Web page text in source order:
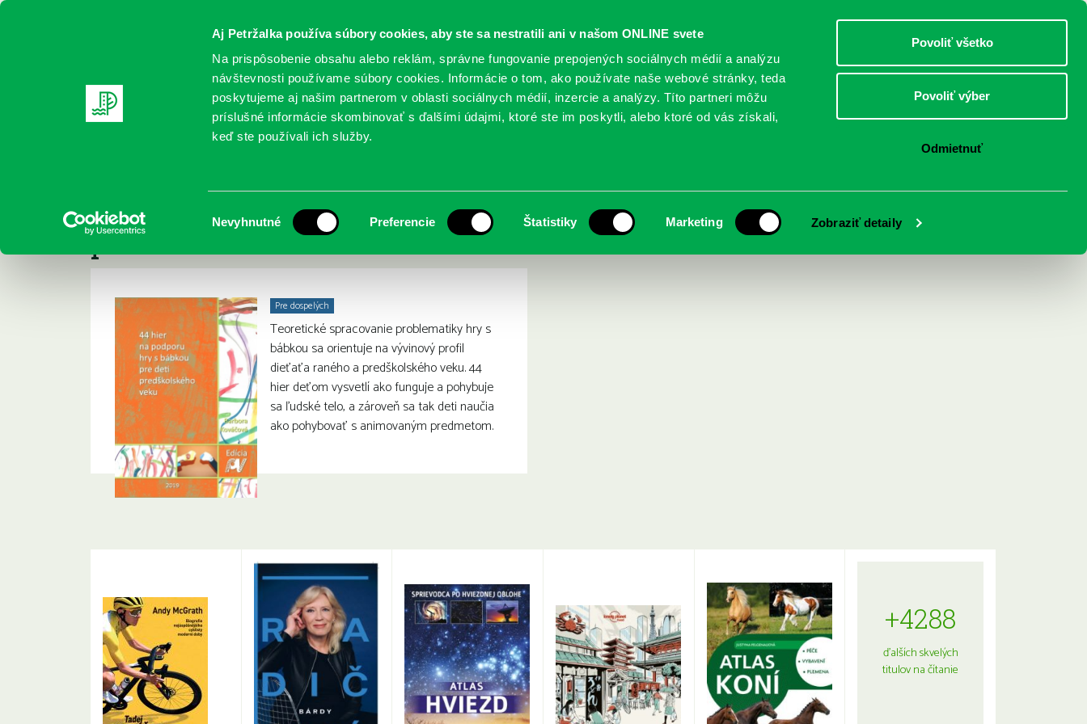
Aj Petržalka používa súbory cookies, aby ste sa nestratili ani v našom ONLINE svete
Na prispôsobenie obsahu alebo reklám, správne fungovanie prepojených sociálnych médií a analýzu
návštevnosti používame súbory cookies. Informácie o tom, ako používate naše webové stránky, teda
poskytujeme aj našim partnerom v oblasti sociálnych médií, inzercie a analýzy. Títo partneri môžu
príslušné informácie skombinovať s ďalšími údajmi, ktoré ste im poskytli, alebo ktoré od vás získali,
keď ste používali ich služby.
súhlasu
Nevyhnutné Preferencie Štatistiky Marketing Zobraziť detaily
Povoliť všetko
Povoliť výber
Odmietnuť
DOSPELÍ
REGISTRUJTE SA ONLINE KATALÓGY SLUŽBY PODUJATIA POBOČKY O KNIŽNICI
Kováčová, Barbora: 44 hier na podporu hry s bábkou pre deti
predškolského veku
Pre dospelých
Teoretické spracovanie problematiky hry s
bábkou sa orientuje na vývinový profil
dieťaťa raného a predškolského veku. 44
hier deťom vysvetlí ako funguje a pohybuje
sa ľudské telo, a zároveň sa tak deti naučia
ako pohybovať s animovaným predmetom.
+4288
ďalších skvelých
titulov na čítanie